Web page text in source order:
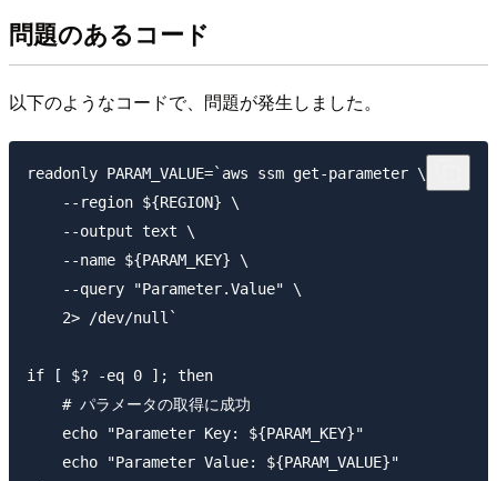
問題のあるコード
以下のようなコードで、問題が発生しました。
readonly PARAM_VALUE=`aws ssm get-parameter \
    --region ${REGION} \
    --output text \
    --name ${PARAM_KEY} \
    --query "Parameter.Value" \
    2> /dev/null`
if [ $? -eq 0 ]; then
    # パラメータの取得に成功
    echo "Parameter Key: ${PARAM_KEY}"
    echo "Parameter Value: ${PARAM_VALUE}"